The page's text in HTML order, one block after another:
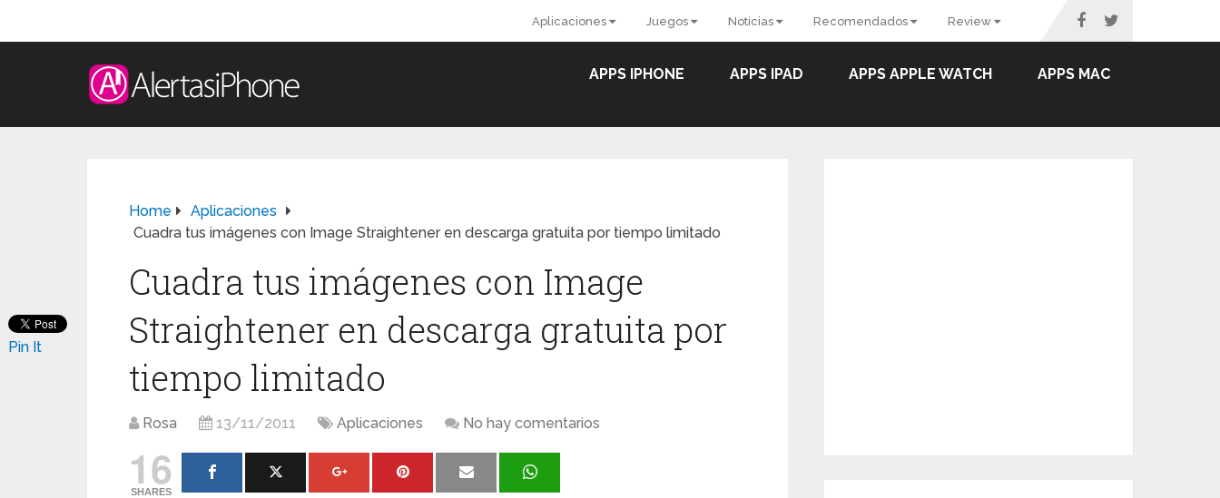
Aplicaciones Juegos Noticias Recomendados Review
APPS IPHONE APPS IPAD APPS APPLE WATCH APPS MAC
Home
Aplicaciones
Cuadra tus imágenes con Image Straightener en descarga gratuita por tiempo limitado
Cuadra tus imágenes con Image
Straightener en descarga gratuita por
tiempo limitado
Rosa 13/11/2011 Aplicaciones No hay comentarios
16
SHARES
Pin It